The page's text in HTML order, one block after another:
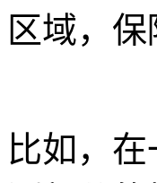
区域，
比如，